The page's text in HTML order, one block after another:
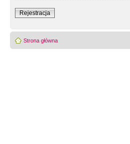
Rejestracja
Strona główna